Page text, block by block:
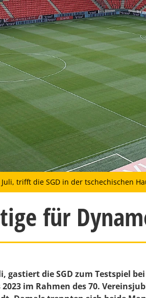
trifft die SGD in der tschechischen
für
gastiert die SGD zum Testspiel
im Rahmen des 70.